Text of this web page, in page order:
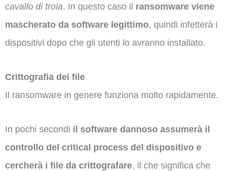
cavallo di troia. In questo caso il ransomware viene
mascherato da software legittimo, quindi infetterà i
dispositivi dopo che gli utenti lo avranno installato.
Crittografia dei file
Il ransomware in genere funziona molto rapidamente.
In pochi secondi il software dannoso assumerà il
controllo del critical process del dispositivo e
cercherà i file da crittografare, il che significa che